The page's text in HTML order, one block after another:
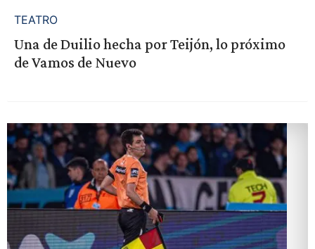
TEATRO
Una de Duilio hecha por Teijón, lo próximo
de Vamos de Nuevo